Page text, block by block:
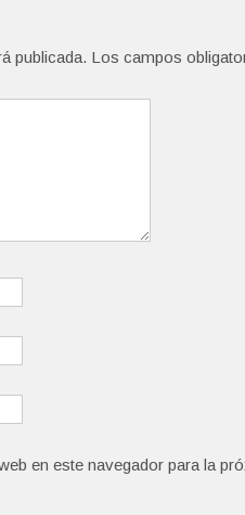
publicada. Los campos
en este navegador para la